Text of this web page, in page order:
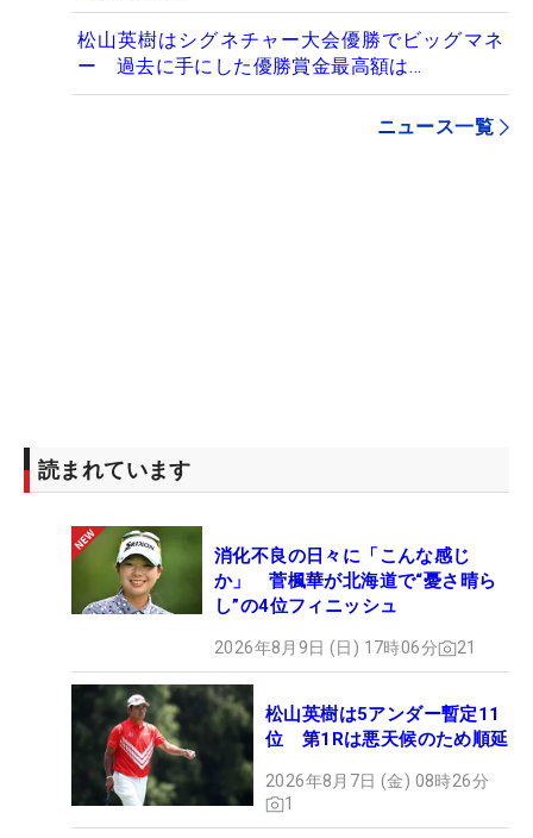
松山英樹はシグネチャー大会優勝でビッグマネ
ー 過去に手にした優勝賞金最高額は…
ニュース一覧
読まれています
消化不良の日々に「こんな感じ
か」 菅楓華が北海道で“憂さ晴ら
し”の4位フィニッシュ
2026年8月9日 (日) 17時06分 21
松山英樹は5アンダー暫定11
位 第1Rは悪天候のため順延
2026年8月7日 (金) 08時26分
1